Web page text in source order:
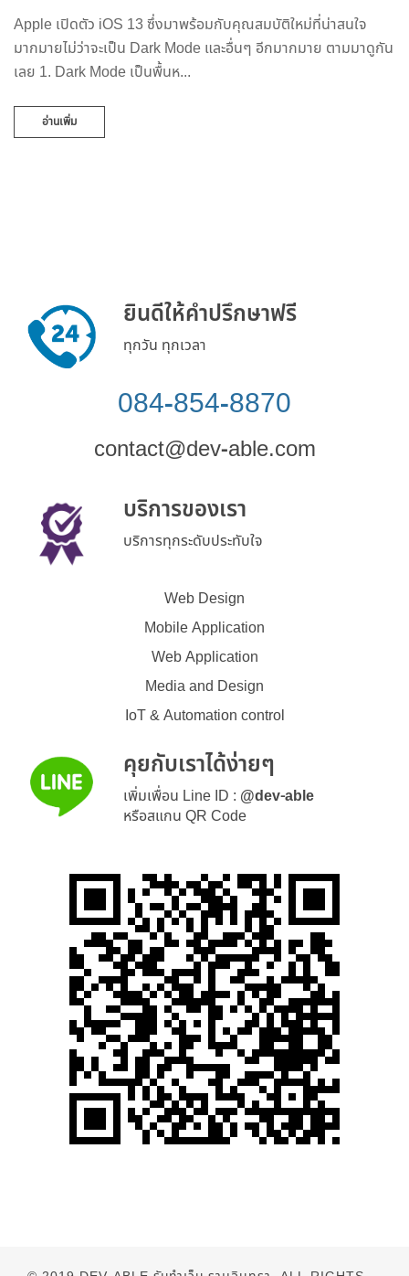
Apple เปิดตัว iOS 13 ซึ่งมาพร้อมกับคุณสมบัติใหม่ที่น่าสนใจ
มากมายไม่ว่าจะเป็น Dark Mode และอื่นๆ อีกมากมาย ตามมาดูกัน
เลย 1. Dark Mode เป็นพื้นห...
อ่านเพิ่ม
ยินดีให้คำปรึกษาฟรี
ทุกวัน ทุกเวลา
084-854-8870
contact@dev-able.com
บริการของเรา
บริการทุกระดับประทับใจ
Web Design
Mobile Application
Web Application
Media and Design
IoT & Automation control
คุยกับเราได้ง่ายๆ
เพิ่มเพื่อน Line ID : @dev-able
หรือสแกน QR Code